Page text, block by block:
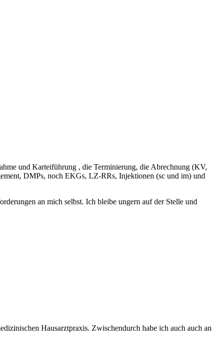
und Karteiführung , die Terminierung, die Abrechnung (KV,
DMPs, noch EKGs, LZ-RRs, Injektionen (sc und im) und
an mich selbst. Ich bleibe ungern auf der Stelle und
Hausarztpraxis. Zwischendurch habe ich auch auch an